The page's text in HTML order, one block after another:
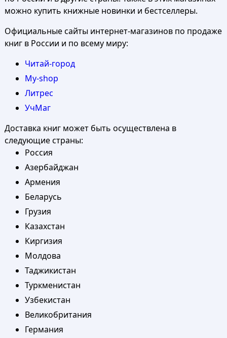
можно купить книжные новинки и бестселлеры.
Официальные сайты интернет-магазинов по продаже
книг в России и по всему миру:
Читай-город
My-shop
Литрес
УчМаг
Доставка книг может быть осуществлена в
следующие страны:
Россия
Азербайджан
Армения
Беларусь
Грузия
Казахстан
Киргизия
Молдова
Таджикистан
Туркменистан
Узбекистан
Великобритания
Германия